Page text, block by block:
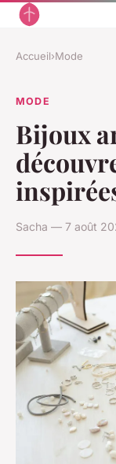
Accueil›Mode
MODE
Bijoux
Sacha — 7 août